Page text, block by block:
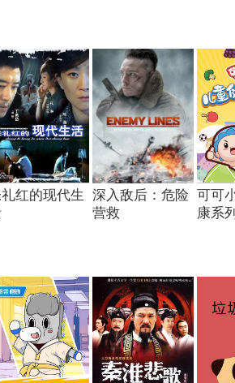
红的现代生
深入敌后：危险
营救
可可
康系